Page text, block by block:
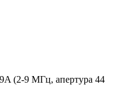
(2-9 МГц, апертура 44